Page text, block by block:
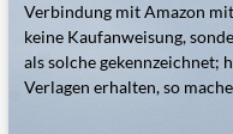
Verbindung mit Amazon
keine Kaufanweisung,
als solche gekennzeichnet;
Verlagen erhalten, so